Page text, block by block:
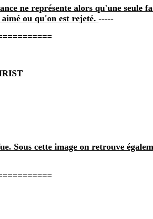
ne représente alors qu'une seule
ou qu'on est rejeté. -----
Sous cette image on retrouve